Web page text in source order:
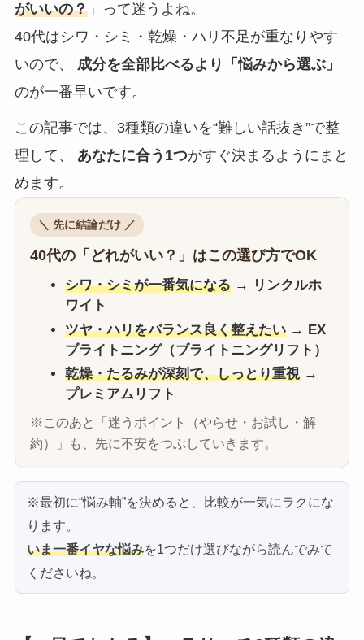
がいいの？」って迷うよね。
40代はシワ・シミ・乾燥・ハリ不足が重なりやす
いので、 成分を全部比べるより「悩みから選ぶ」
のが一番早いです。
この記事では、3種類の違いを“難しい話抜き”で整
理して、 あなたに合う1つがすぐ決まるようにまと
めます。
＼ 先に結論だけ ／
40代の「どれがいい？」はこの選び方でOK
シワ・シミが一番気になる →
リンクルホ
ワイト
ツヤ・ハリをバランス良く整えたい → EX
ブライトニング（ブライトニングリフト）
乾燥・たるみが深刻で、しっとり重視→
プレミアムリフト
※このあと「迷うポイント（やらせ・お試し・解
約）」も、先に不安をつぶしていきます。
※最初に“悩み軸”を決めると、比較が一気にラクにな
ります。
いま一番イヤな悩みを1つだけ選びながら読んでみて
くださいね。